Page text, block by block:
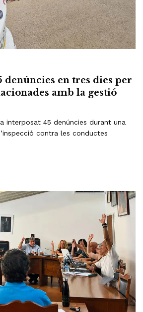
denúncies en tres dies per
amb la gestió
interposat 45 denúncies durant una
contra les conductes